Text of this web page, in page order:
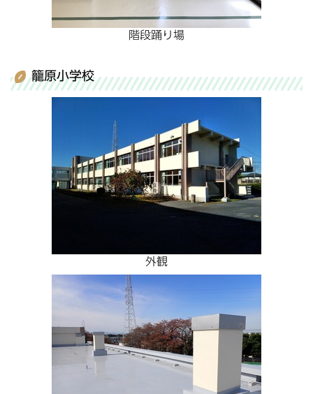
階段踊り場
籠原小学校
外観